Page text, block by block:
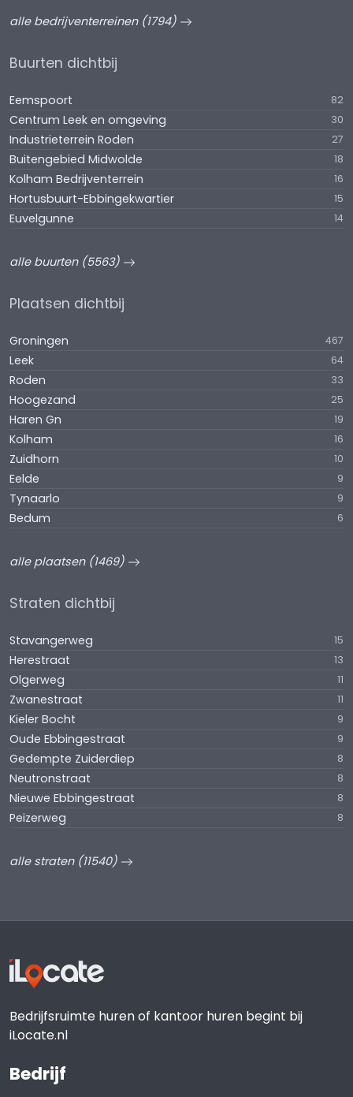
alle bedrijventerreinen (1794)
Buurten dichtbij
Eemspoort 82
Centrum Leek en omgeving 30
Industrieterrein Roden 27
Buitengebied Midwolde 18
Kolham Bedrijventerrein 16
Hortusbuurt-Ebbingekwartier 15
Euvelgunne 14
alle buurten (5563)
Plaatsen dichtbij
Groningen 467
Leek 64
Roden 33
Hoogezand 25
Haren Gn 19
Kolham 16
Zuidhorn 10
Eelde 9
Tynaarlo 9
Bedum 6
alle plaatsen (1469)
Straten dichtbij
Stavangerweg 15
Herestraat 13
Olgerweg 11
Zwanestraat 11
Kieler Bocht 9
Oude Ebbingestraat 9
Gedempte Zuiderdiep 8
Neutronstraat 8
Nieuwe Ebbingestraat 8
Peizerweg 8
alle straten (11540)
Bedrijfsruimte huren of kantoor huren begint bij
iLocate.nl
Bedrijf